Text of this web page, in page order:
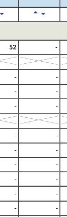
52
-
-
-
-
-
-
-
-
-
-
-
-
-
-
-
-
-
-
-